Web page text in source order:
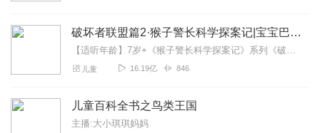
破坏者联盟篇2·猴子警长科学探案记|宝宝巴士故事
【适听年龄】7岁+《猴子警长科学探案记》系列《破坏者联盟篇1·猴子警长科学探案记》>>>《破坏者联盟篇2·猴子警长科学探案记》>>>《破坏者联盟篇3·猴子警长科...
儿童 16.19亿 846
儿童百科全书之鸟类王国
主播:大小琪琪妈妈